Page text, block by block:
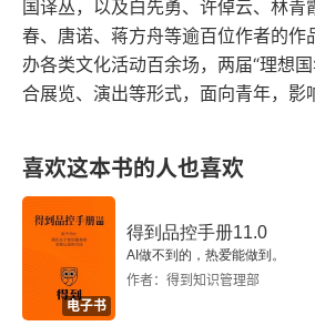
第四章 群体信仰和观点的变化界限
一 坚固的信仰
第三卷 不同群体的分类和性质
第一章 群体的分类
一 异质群体
国译丛，以及白先勇、许倬云、林青
春、唐诺、蒋方舟等逾百位作者的作
办各类文化活动百余场，两届“理想
合展览、演出等形式，面向青年，影
喜欢这本书的人也喜欢
电子书
得到品控手册11.0
AI做不到的，热爱能做到。
作者：得到知识管理部